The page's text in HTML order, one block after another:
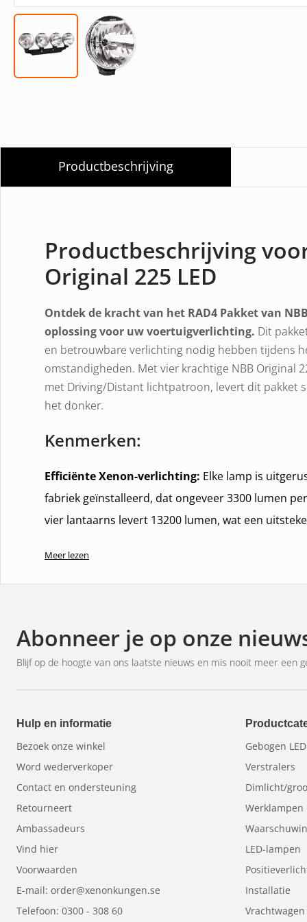
Productbeschrijving
Productbeschrijving
Original 225 LED
Ontdek de kracht van het RAD4 Pakket van
oplossing voor uw voertuigverlichting. Dit
en betrouwbare verlichting nodig hebben tijdens
omstandigheden. Met vier krachtige NBB Original
met Driving/Distant lichtpatroon, levert dit pakket
het donker.
Kenmerken:
Efficiënte Xenon-verlichting: Elke lamp is
fabriek geïnstalleerd, dat ongeveer 3300 lumen
vier lantaarns levert 13200 lumen, wat een
Gebouwd voor duurzaamheid en prestaties:
glasvezelversterkte kunststof met een aluminium
Complete montageset:
Het RAD4-pakket bevat
relaiskabel, beugel en steun, waardoor het
Certificering en garantie:
Alle lampen zijn E-
garantie van een jaar.
Waarom kiezen voor het RAD4-
Onze toewijding aan kwaliteit en klantenservice
prijzen voor onze klantenservice kun je er zeker
van wereldklasse krijgt.
Met het RAD4-pakket van NBB Original 225 LED
die de duisternis effectief doorbreekt. Verbeter
ongeacht de omstandigheden. Kies RAD4 voor
Meer lezen
Abonneer je op onze
Blijf op de hoogte van ons laatste nieuws en mis nooit meer een
Hulp en informatie
Bezoek onze winkel
Word wederverkoper
Contact en ondersteuning
Retourneert
Ambassadeurs
Vind hier
Voorwaarden
E-mail: order@xenonkungen.se
Telefoon: 0300 - 308 60
Gebogen
Verstralers
Dimlicht/
Werklampen
LED-lampen
Installatie